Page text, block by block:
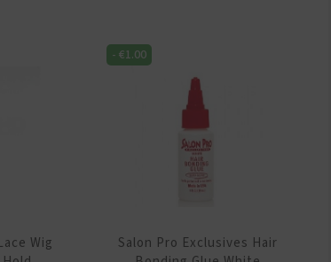
Wig
- €1.00
Salon Pro Exclusives Hair